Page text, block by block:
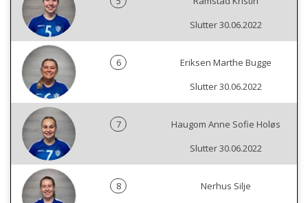
Slutter 30.06.2022
6
Eriksen Marthe Bugge
Slutter 30.06.2022
7
Haugom Anne Sofie Holøs
Slutter 30.06.2022
8
Nerhus Silje